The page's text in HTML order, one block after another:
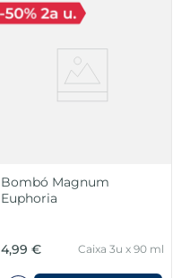
Bombó Magnum
Euphoria
4,99 € Caixa 3u x 90 ml